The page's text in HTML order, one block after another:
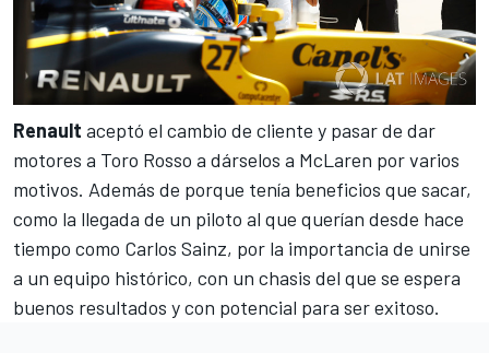
Renault aceptó el cambio de cliente y pasar de dar
motores a Toro Rosso a dárselos a McLaren por varios
motivos. Además de porque tenía beneficios que sacar,
como la llegada de un piloto al que querían desde hace
tiempo como Carlos Sainz, por la importancia de unirse
a un equipo histórico, con un chasis del que se espera
buenos resultados y con potencial para ser exitoso.